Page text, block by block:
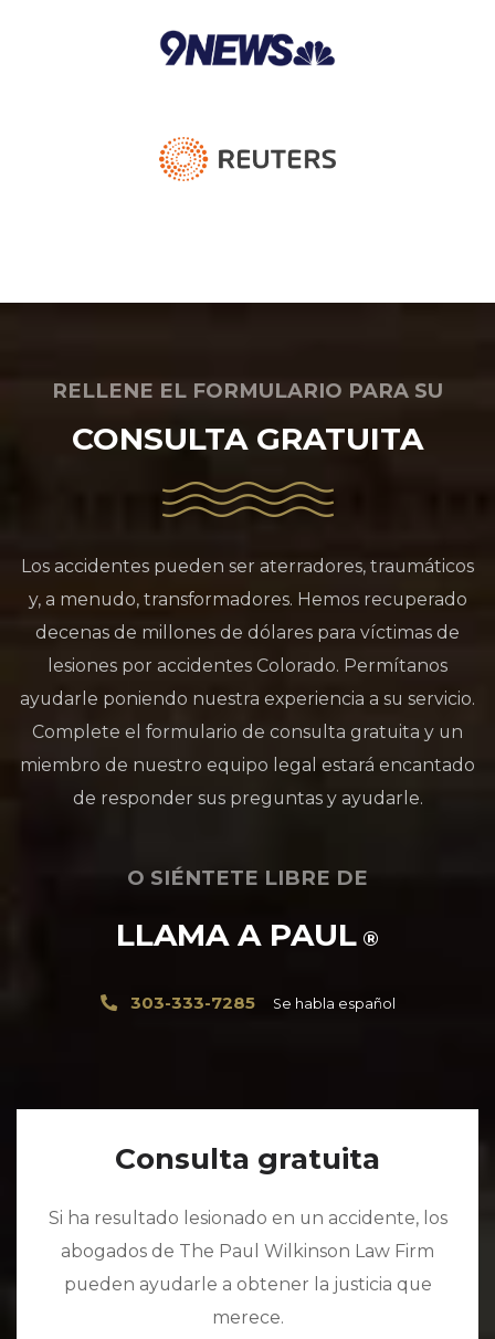
RELLENE EL FORMULARIO PARA SU
CONSULTA GRATUITA
Los accidentes pueden ser aterradores, traumáticos
y, a menudo, transformadores. Hemos recuperado
decenas de millones de dólares para víctimas de
lesiones por accidentes Colorado. Permítanos
ayudarle poniendo nuestra experiencia a su servicio.
Complete el formulario de consulta gratuita y un
miembro de nuestro equipo legal estará encantado
de responder sus preguntas y ayudarle.
O SIÉNTETE LIBRE DE
LLAMA A PAUL ®
303-333-7285 Se habla español
Consulta gratuita
Si ha resultado lesionado en un accidente, los
abogados de The Paul Wilkinson Law Firm
pueden ayudarle a obtener la justicia que
merece.